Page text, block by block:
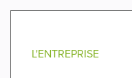
L'ENTREPRISE